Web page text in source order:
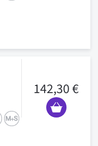
142,30 €